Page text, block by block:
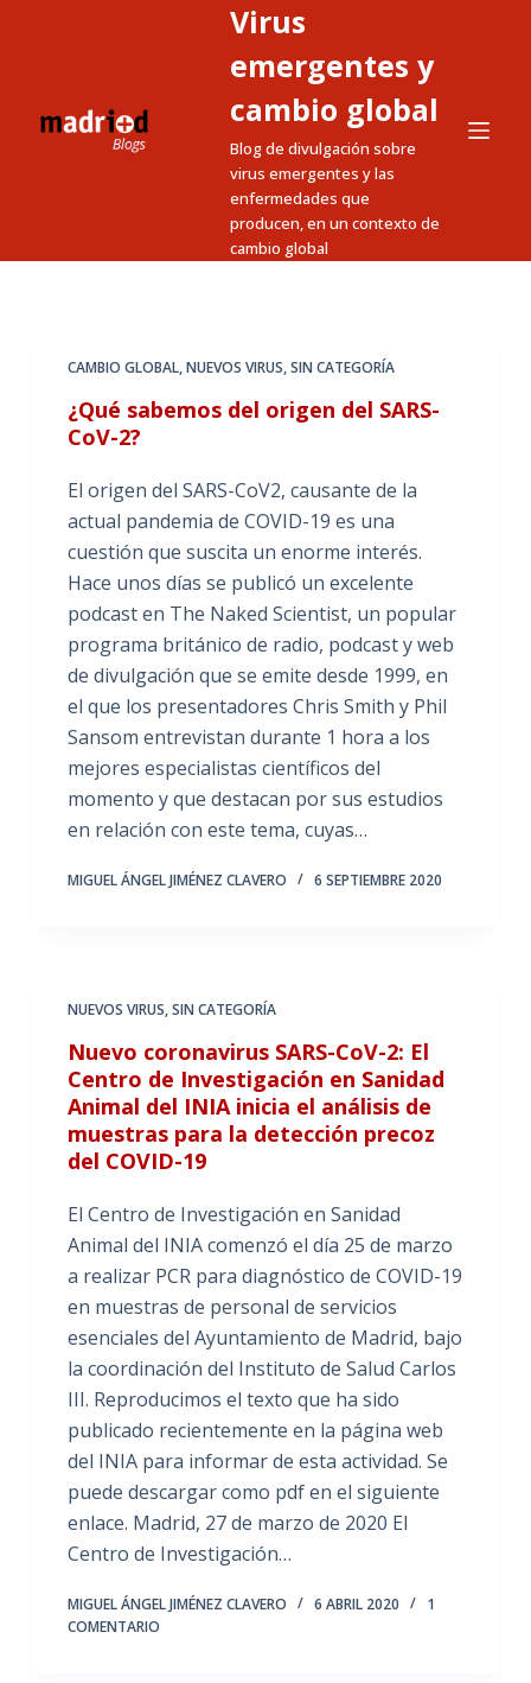
Virus
emergentes y
cambio global
Blog de divulgación sobre
virus emergentes y las
enfermedades que
producen, en un contexto de
cambio global
CAMBIO GLOBAL,NUEVOS VIRUS,SIN CATEGORÍA
¿Qué sabemos del origen del SARS-
CoV-2?
El origen del SARS-CoV2, causante de la
actual pandemia de COVID-19 es una
cuestión que suscita un enorme interés.
Hace unos días se publicó un excelente
podcast en The Naked Scientist, un popular
programa británico de radio, podcast y web
de divulgación que se emite desde 1999, en
el que los presentadores Chris Smith y Phil
Sansom entrevistan durante 1 hora a los
mejores especialistas científicos del
momento y que destacan por sus estudios
en relación con este tema, cuyas…
MIGUEL ÁNGEL JIMÉNEZ CLAVERO 6 SEPTIEMBRE 2020
NUEVOS VIRUS,SIN CATEGORÍA
Nuevo coronavirus SARS-CoV-2: El
Centro de Investigación en Sanidad
Animal del INIA inicia el análisis de
muestras para la detección precoz
del COVID-19
El Centro de Investigación en Sanidad
Animal del INIA comenzó el día 25 de marzo
a realizar PCR para diagnóstico de COVID-19
en muestras de personal de servicios
esenciales del Ayuntamiento de Madrid, bajo
la coordinación del Instituto de Salud Carlos
III. Reproducimos el texto que ha sido
publicado recientemente en la página web
del INIA para informar de esta actividad. Se
puede descargar como pdf en el siguiente
enlace. Madrid, 27 de marzo de 2020 El
Centro de Investigación…
MIGUEL ÁNGEL JIMÉNEZ CLAVERO 6 ABRIL 2020
1
COMENTARIO